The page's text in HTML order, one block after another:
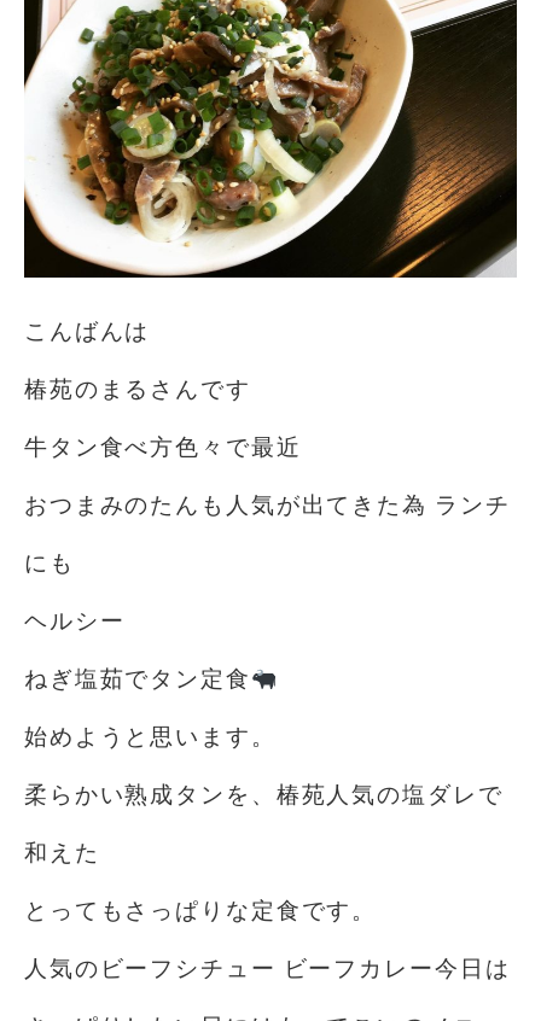
こんばんは
椿苑のまるさんです
牛タン食べ方色々で最近
おつまみのたんも人気が出てきた為 ランチ
にも
ヘルシー
ねぎ塩茹でタン定食
始めようと思います。
柔らかい熟成タンを、椿苑人気の塩ダレで
和えた
とってもさっぱりな定食です。
人気のビーフシチュー ビーフカレー今日は